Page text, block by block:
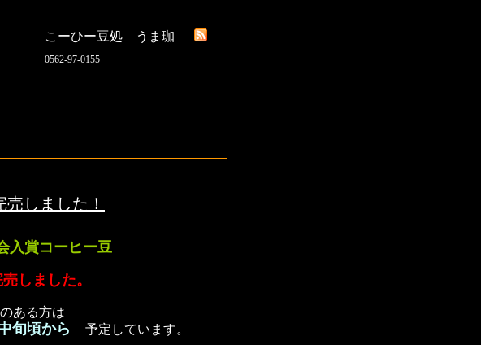
こーひー豆処 うま珈
0562-97-0155
しました！
入賞コーヒー豆
ました。
ある方は
旬頃から 予定しています。